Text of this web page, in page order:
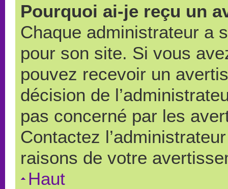
Pourquoi ai-je reçu un
Chaque administrateur a
pour son site. Si vous
pouvez recevoir un
décision de
pas concerné par les
Contactez
raisons de votre
Haut